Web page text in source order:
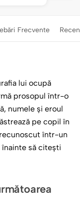
Frecvente
lui ocupă
prosopul într-o
numele și eroul
pe copil în
într-un
înainte să citești